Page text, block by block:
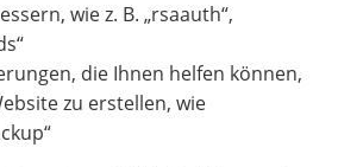
wie z. B. „rsaauth“,
die Ihnen helfen können,
zu erstellen, wie